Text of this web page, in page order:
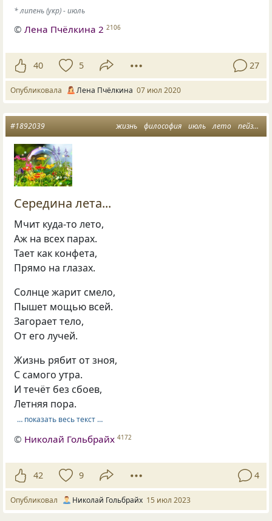
* липень (укр) - июль
©Лена Пчёлкина 2 2106
40 5 27
Опубликовала Лена Пчёлкина 07 июл 2020
жизнь философия июль лето пейзажная лирика
#1892039
Середина лета...
Мчит куда-то лето,
Аж на всех парах.
Тает как конфета,
Прямо на глазах.
Солнце жарит смело,
Пышет мощью всей.
Загорает тело,
От его лучей.
Жизнь рябит от зноя,
С самого утра.
И течёт без сбоев,
Летняя пора.
… показать весь текст …
© Николай Гольбрайх 4172
42 9 4
Опубликовал Николай Гольбрайх 15 июл 2023